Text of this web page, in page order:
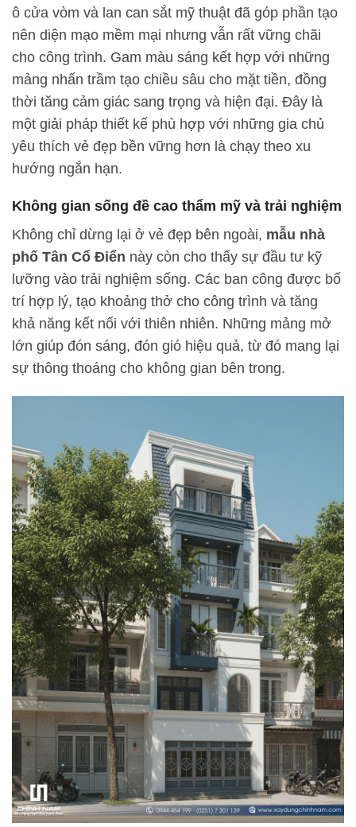
ô cửa vòm và lan can sắt mỹ thuật đã góp phần tạo
nên diện mạo mềm mại nhưng vẫn rất vững chãi
cho công trình. Gam màu sáng kết hợp với những
mảng nhấn trầm tạo chiều sâu cho mặt tiền, đồng
thời tăng cảm giác sang trọng và hiện đại. Đây là
một giải pháp thiết kế phù hợp với những gia chủ
yêu thích vẻ đẹp bền vững hơn là chạy theo xu
hướng ngắn hạn.
Không gian sống đề cao thẩm mỹ và trải nghiệm
Không chỉ dừng lại ở vẻ đẹp bên ngoài, mẫu nhà
phố Tân Cổ Điển này còn cho thấy sự đầu tư kỹ
lưỡng vào trải nghiệm sống. Các ban công được bố
trí hợp lý, tạo khoảng thở cho công trình và tăng
khả năng kết nối với thiên nhiên. Những mảng mở
lớn giúp đón sáng, đón gió hiệu quả, từ đó mang lại
sự thông thoáng cho không gian bên trong.